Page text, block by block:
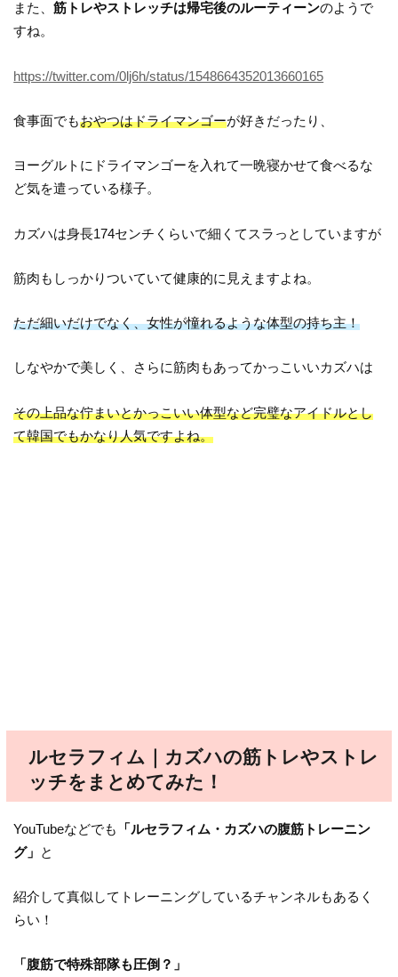
また、筋トレやストレッチは帰宅後のルーティーンのようで
すね。
https://twitter.com/0lj6h/status/1548664352013660165
食事面でもおやつはドライマンゴーが好きだったり、
ヨーグルトにドライマンゴーを入れて一晩寝かせて食べるな
ど気を遣っている様子。
カズハは身長174センチくらいで細くてスラっとしていますが
筋肉もしっかりついていて健康的に見えますよね。
ただ細いだけでなく、女性が憧れるような体型の持ち主！
しなやかで美しく、さらに筋肉もあってかっこいいカズハは
その上品な佇まいとかっこいい体型など完璧なアイドルとし
て韓国でもかなり人気ですよね。
ルセラフィム｜カズハの筋トレやストレ
ッチをまとめてみた！
YouTubeなどでも
「ルセラフィム・カズハの腹筋トレーニン
グ」 と
紹介して真似してトレーニングしているチャンネルもあるく
らい！
「腹筋で特殊部隊も圧倒？」